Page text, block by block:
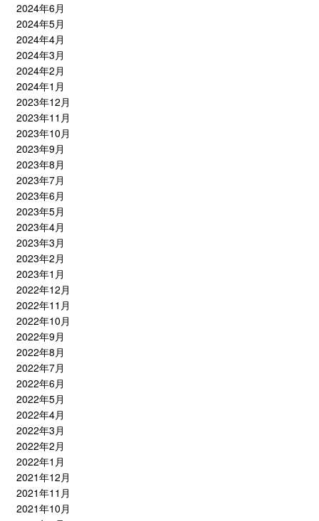
2024年6月
2024年5月
2024年4月
2024年3月
2024年2月
2024年1月
2023年12月
2023年11月
2023年10月
2023年9月
2023年8月
2023年7月
2023年6月
2023年5月
2023年4月
2023年3月
2023年2月
2023年1月
2022年12月
2022年11月
2022年10月
2022年9月
2022年8月
2022年7月
2022年6月
2022年5月
2022年4月
2022年3月
2022年2月
2022年1月
2021年12月
2021年11月
2021年10月